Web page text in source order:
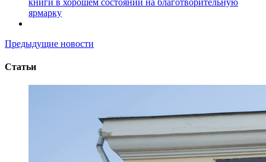
ярмарку
Предыдущие новости
Статьи